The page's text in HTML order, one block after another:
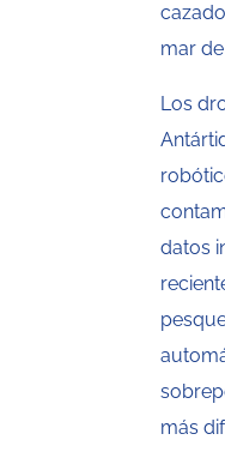
mar
Los
datos
más